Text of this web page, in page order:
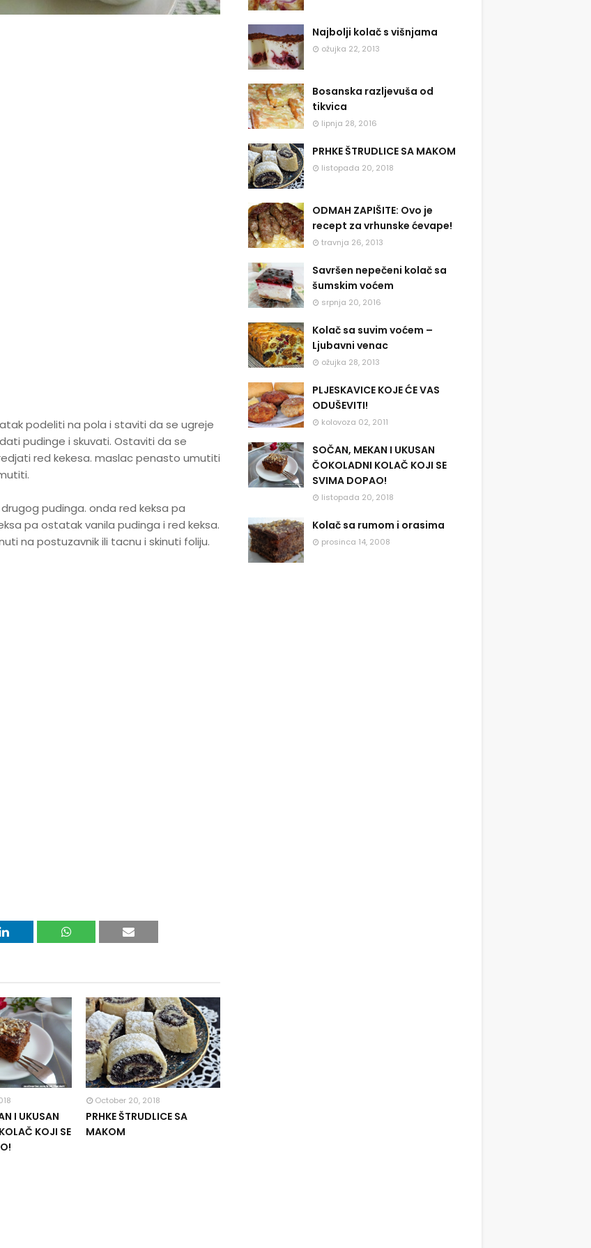
podeliti na pola i staviti da se ugreje
pudinge i skuvati. Ostaviti da se
red kekesa. maslac penasto umutiti
pudinga. onda red keksa pa
pa ostatak vanila pudinga i red keksa.
na postuzavnik ili tacnu i skinuti foliju.
I UKUSAN
KOJI SE
October 20, 2018
PRHKE ŠTRUDLICE SA
MAKOM
Najbolji kolač s višnjama
ožujka 22, 2013
Bosanska razljevuša od
tikvica
lipnja 28, 2016
PRHKE ŠTRUDLICE SA MAKOM
listopada 20, 2018
ODMAH ZAPIŠITE: Ovo je
recept za vrhunske ćevape!
travnja 26, 2013
Savršen nepečeni kolač sa
šumskim voćem
srpnja 20, 2016
Kolač sa suvim voćem –
Ljubavni venac
ožujka 28, 2013
PLJESKAVICE KOJE ĆE VAS
ODUŠEVITI!
kolovoza 02, 2011
SOČAN, MEKAN I UKUSAN
ČOKOLADNI KOLAČ KOJI SE
SVIMA DOPAO!
listopada 20, 2018
Kolač sa rumom i orasima
prosinca 14, 2008